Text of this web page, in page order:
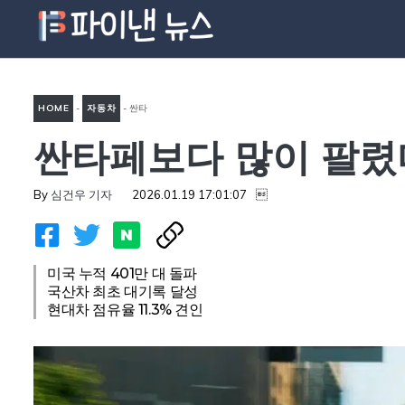
츠
HOME - 자동차 -싼타
페보다 많이 팔렸다고?…미국
도로 점령한 ‘아반떼’의 반전
기록
싼타페보다 많이 팔
By 심건우 기자 2026.01.19 17:01:07 
미국 누적 401만 대 돌파
국산차 최초 대기록 달성
현대차 점유율 11.3% 견인